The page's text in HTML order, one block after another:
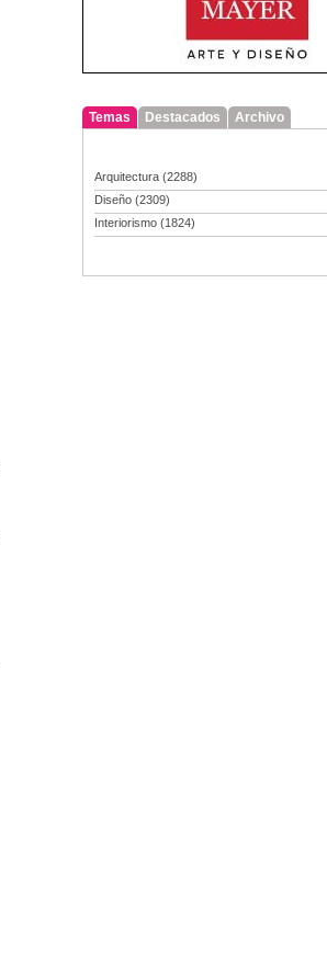
Temas Destacados Archivo
Arquitectura (2288)
Diseño (2309)
Interiorismo (1824)